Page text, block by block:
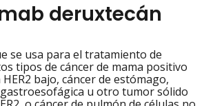
deruxtecán
se usa para el tratamiento de
tipos de cáncer de mama positivo
bajo, cáncer de estómago,
u otro tumor sólido